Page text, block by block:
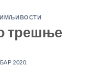
трешње
2020.